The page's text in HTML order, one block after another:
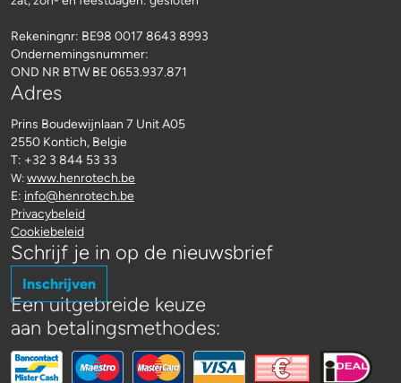
Rekeningnr: BE98 0017 8643 8993
Ondernemingsnummer:
OND NR BTW BE 0653.937.871
Adres
Prins Boudewijnlaan 7 Unit A05
2550 Kontich, Belgie
T: +32 3 844 53 33
W: www.henrotech.be
E: info@henrotech.be
Privacybeleid
Cookiebeleid
Schrijf je in op de nieuwsbrief
Inschrijven
Een uitgebreide keuze
aan betalingsmethodes: